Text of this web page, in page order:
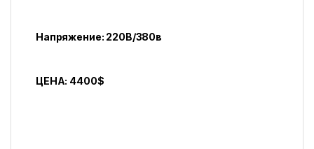
Напряжение: 220В/380в
ЦЕНА: 4400$